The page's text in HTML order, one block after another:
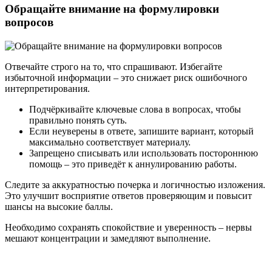
Обращайте внимание на формулировки
вопросов
Отвечайте строго на то, что спрашивают. Избегайте
избыточной информации – это снижает риск ошибочного
интерпретирования.
Подчёркивайте ключевые слова в вопросах, чтобы
правильно понять суть.
Если неуверены в ответе, запишите вариант, который
максимально соответствует материалу.
Запрещено списывать или использовать постороннюю
помощь – это приведёт к аннулированию работы.
Следите за аккуратностью почерка и логичностью изложения.
Это улучшит восприятие ответов проверяющим и повысит
шансы на высокие баллы.
Необходимо сохранять спокойствие и уверенность – нервы
мешают концентрации и замедляют выполнение.